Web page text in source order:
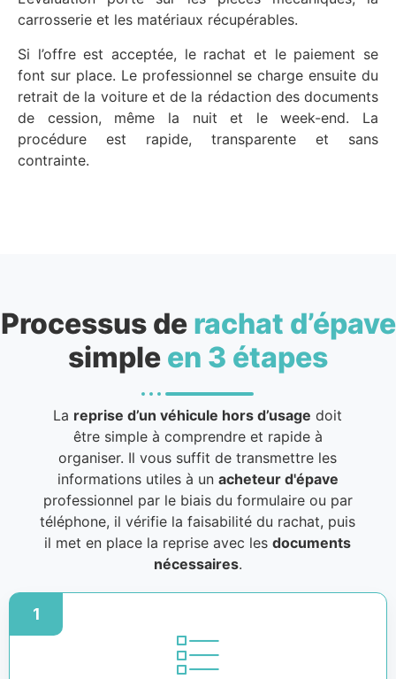
carrosserie et les matériaux récupérables.
Si l’offre est acceptée, le rachat et le paiement se
font sur place. Le professionnel se charge ensuite du
retrait de la voiture et de la rédaction des documents
de cession, même la nuit et le week-end. La
procédure est rapide, transparente et sans
contrainte.
Processus de rachat d’épave
simple en 3 étapes
La reprise d’un véhicule hors d’usage doit
être simple à comprendre et rapide à
organiser. Il vous suffit de transmettre les
informations utiles à un acheteur d'épave
professionnel par le biais du formulaire ou par
téléphone, il vérifie la faisabilité du rachat, puis
il met en place la reprise avec lesdocuments
nécessaires.
1